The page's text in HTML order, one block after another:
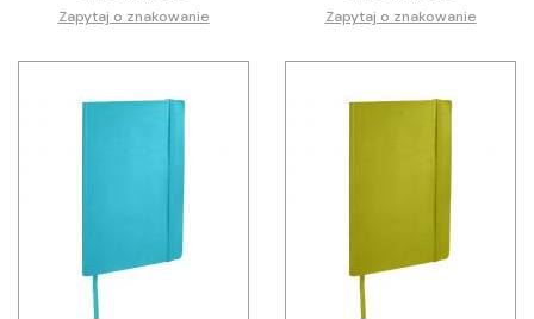
Zapytaj o znakowanie Zapytaj o znakowanie